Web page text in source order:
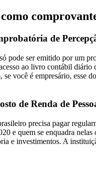
de
pode ser emitido por um
ao livro contábil
se você é empresário,
de Renda de
precisa pagar
e quem se enquadra nelas
e investimentos. A